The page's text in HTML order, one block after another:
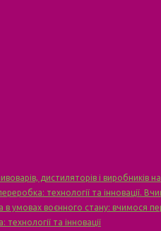
дистиляторів і виробників
технології та інновації.
в умовах воєнного стану: вчимося
та інновації